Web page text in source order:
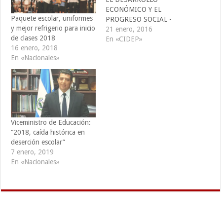
Paquete escolar, uniformes
y mejor refrigerio para inicio
de clases 2018
16 enero, 2018
En «Nacionales»
ECONÓMICO Y EL
PROGRESO SOCIAL -
CIDEP -
comunicaciones@cidepelsal
21 enero, 2016
En «CIDEP»
Viceministro de Educación:
“2018, caída histórica en
deserción escolar”
7 enero, 2019
En «Nacionales»